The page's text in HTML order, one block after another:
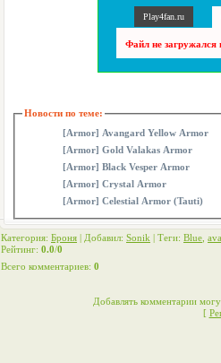
Play4fan.ru
Файл не загружался
Новости по теме:
[Armor] Avangard Yellow Armor
[Armor] Gold Valakas Armor
[Armor] Black Vesper Armor
[Armor] Crystal Armor
[Armor] Celestial Armor (Tauti)
Категория: Броня | Добавил: Sonik | Теги: Blue
Рейтинг: 0.0/0
Всего комментариев: 0
Добавлять комментарии
[